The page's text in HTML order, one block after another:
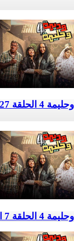
7 السابعة